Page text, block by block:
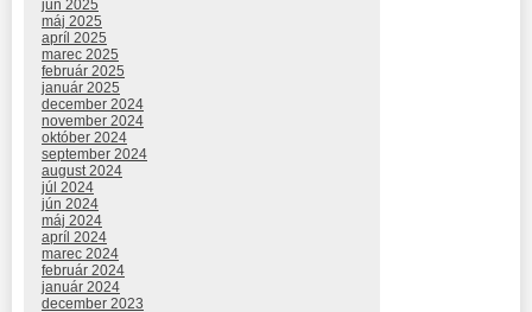
jún 2025
máj 2025
apríl 2025
marec 2025
február 2025
január 2025
december 2024
november 2024
október 2024
september 2024
august 2024
júl 2024
jún 2024
máj 2024
apríl 2024
marec 2024
február 2024
január 2024
december 2023